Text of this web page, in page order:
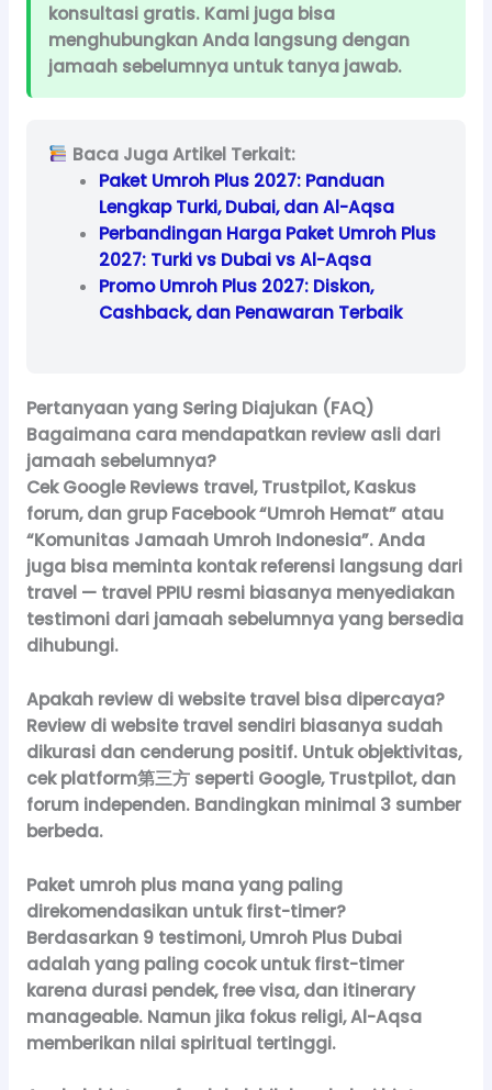
konsultasi gratis. Kami juga bisa
menghubungkan Anda langsung dengan
jamaah sebelumnya untuk tanya jawab.
Baca Juga Artikel Terkait:
Paket Umroh Plus 2027: Panduan
Lengkap Turki, Dubai, dan Al-Aqsa
Perbandingan Harga Paket Umroh Plus
2027: Turki vs Dubai vs Al-Aqsa
Promo Umroh Plus 2027: Diskon,
Cashback, dan Penawaran Terbaik
Pertanyaan yang Sering Diajukan (FAQ)
Bagaimana cara mendapatkan review asli dari
jamaah sebelumnya?
Cek Google Reviews travel, Trustpilot, Kaskus
forum, dan grup Facebook “Umroh Hemat” atau
“Komunitas Jamaah Umroh Indonesia”. Anda
juga bisa meminta kontak referensi langsung dari
travel — travel PPIU resmi biasanya menyediakan
testimoni dari jamaah sebelumnya yang bersedia
dihubungi.
Apakah review di website travel bisa dipercaya?
Review di website travel sendiri biasanya sudah
dikurasi dan cenderung positif. Untuk objektivitas,
cek platform第三方 seperti Google, Trustpilot, dan
forum independen. Bandingkan minimal 3 sumber
berbeda.
Paket umroh plus mana yang paling
direkomendasikan untuk first-timer?
Berdasarkan 9 testimoni, Umroh Plus Dubai
adalah yang paling cocok untuk first-timer
karena durasi pendek, free visa, dan itinerary
manageable. Namun jika fokus religi, Al-Aqsa
memberikan nilai spiritual tertinggi.